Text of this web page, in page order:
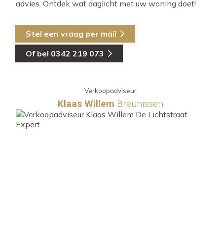
advies. Ontdek wat daglicht met uw woning doet!
Stel een vraag per mail
Of bel 0342 219 073
Verkoopadviseur
Klaas Willem Breunissen